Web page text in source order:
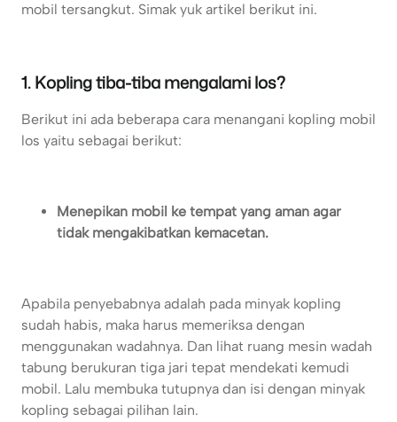
mobil tersangkut. Simak yuk artikel berikut ini.
1. Kopling tiba-tiba mengalami los?
Berikut ini ada beberapa cara menangani kopling mobil
los yaitu sebagai berikut:
Menepikan mobil ke tempat yang aman agar
tidak mengakibatkan kemacetan.
Apabila penyebabnya adalah pada minyak kopling
sudah habis, maka harus memeriksa dengan
menggunakan wadahnya. Dan lihat ruang mesin wadah
tabung berukuran tiga jari tepat mendekati kemudi
mobil. Lalu membuka tutupnya dan isi dengan minyak
kopling sebagai pilihan lain.